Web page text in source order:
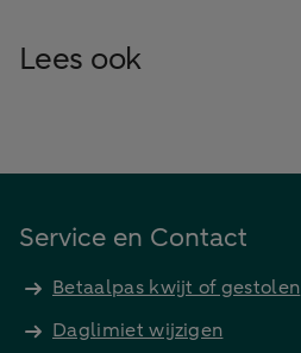
Lees ook
Service en Contact
Betaalpas kwijt of gestolen
Daglimiet wijzigen